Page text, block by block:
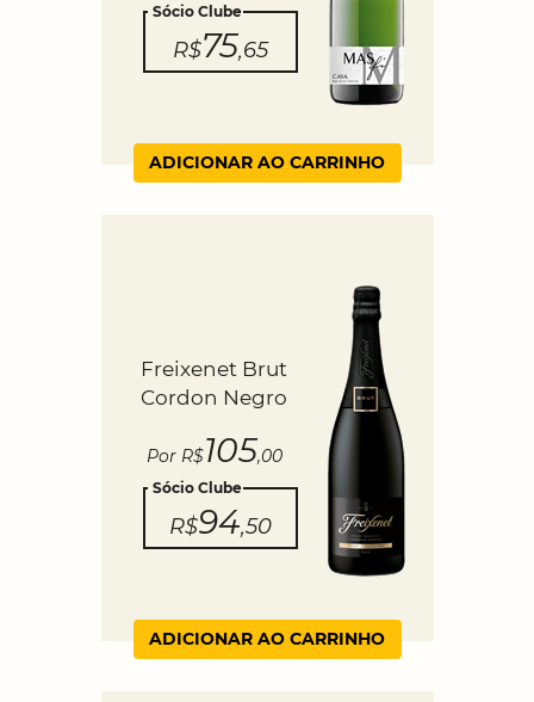
Sócio Clube
R$75,65
ADICIONAR AO CARRINHO
Freixenet Brut
Cordon Negro
Por R$105,00
Sócio Clube
R$94,50
ADICIONAR AO CARRINHO